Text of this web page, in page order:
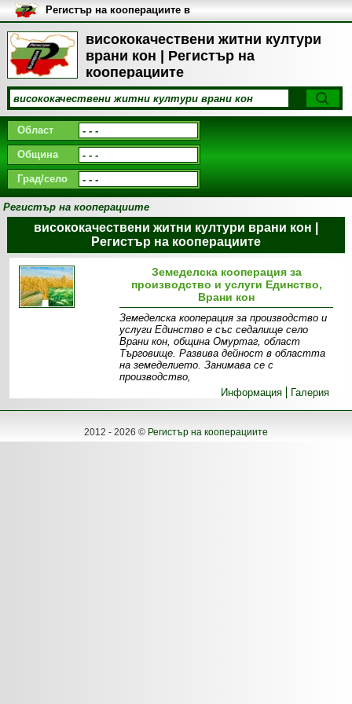
висококачествени житни култури
врани кон | Регистър на
кооперациите
Регистър на кооперациите в
България
Област
Община
Град/село
Регистър на кооперациите
висококачествени житни култури врани кон |
Регистър на кооперациите
Земеделска кооперация за
производство и услуги Единство,
Врани кон
Земеделска кооперация за производство и
услуги Единство е със седалище село
Врани кон, община Омуртаг, област
Търговище. Развива дейност в областта
на земеделието. Занимава се с
производство,
Информация
Галерия
2012 - 2026 © Регистър на кооперациите